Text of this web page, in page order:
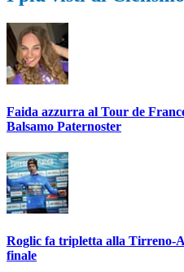
Faida azzurra al Tour de
Balsamo Paternoster
Roglic fa tripletta alla Tirreno-
finale